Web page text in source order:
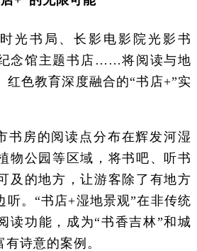
光书局、长影电影院光影书
念馆主题书店……将阅读与地
红色教育深度融合的“书店+”实
书房的阅读点分布在辉发河湿
物公园等区域，将书吧、听书
及的地方，让游客除了有地方
听。“书店+湿地景观”在非传统
读功能，成为“书香吉林”和城
诗意的案例。